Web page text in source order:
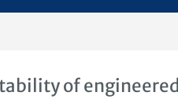
of engineered